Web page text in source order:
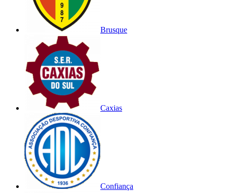
Brusque
Caxias
Confiança